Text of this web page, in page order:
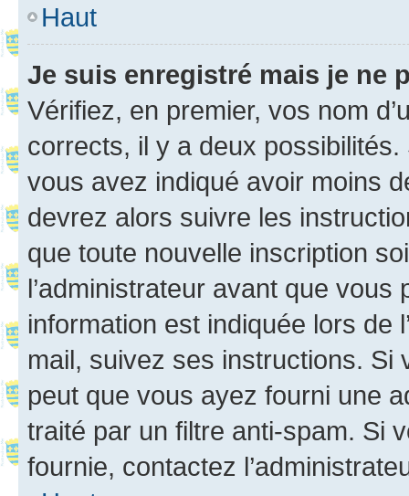
Haut
Je suis enregistré mais je ne
Vérifiez, en premier, vos nom
corrects, il y a deux
vous avez indiqué avoir moins
devrez alors suivre les
que toute nouvelle inscription
l’administrateur avant que
information est indiquée lors de
mail, suivez ses instructions. Si
peut que vous ayez fourni une
traité par un filtre anti-spam. Si
fournie, contactez